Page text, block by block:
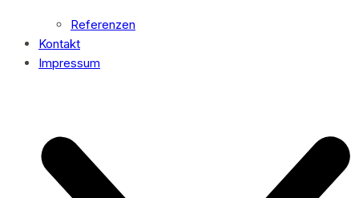
Referenzen
Kontakt
Impressum